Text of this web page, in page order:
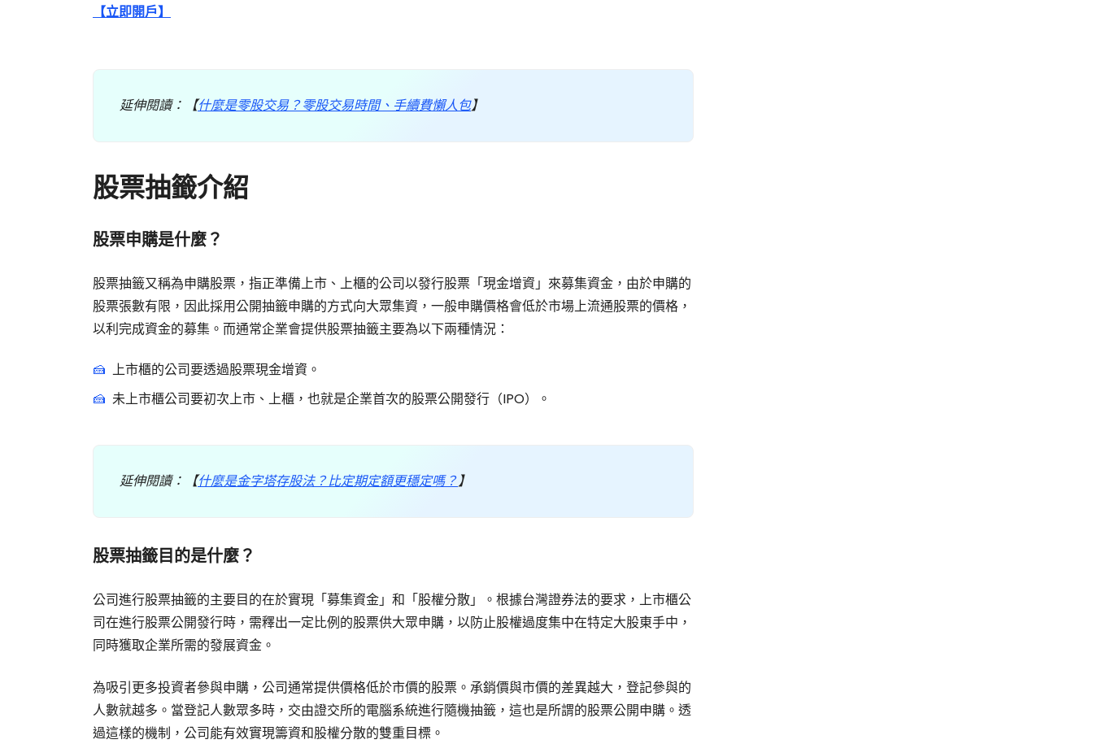
【立即開戶】
延伸閱讀：【什麼是零股交易？零股交易時間、手續費懶人包】
股票抽籤介紹
股票申購是什麼？
股票抽籤又稱為申購股票，指正準備上市、上櫃的公司以發行股票「現金增資」來募集資金，由於申購的
股票張數有限，因此採用公開抽籤申購的方式向大眾集資，一般申購價格會低於市場上流通股票的價格，
以利完成資金的募集。而通常企業會提供股票抽籤主要為以下兩種情況：
上市櫃的公司要透過股票現金增資。
未上市櫃公司要初次上市、上櫃，也就是企業首次的股票公開發行（IPO）。
延伸閱讀：【什麼是金字塔存股法？比定期定額更穩定嗎？】
股票抽籤目的是什麼？
公司進行股票抽籤的主要目的在於實現「募集資金」和「股權分散」。根據台灣證券法的要求，上市櫃公
司在進行股票公開發行時，需釋出一定比例的股票供大眾申購，以防止股權過度集中在特定大股東手中，
同時獲取企業所需的發展資金。
為吸引更多投資者參與申購，公司通常提供價格低於市價的股票。承銷價與市價的差異越大，登記參與的
人數就越多。當登記人數眾多時，交由證交所的電腦系統進行隨機抽籤，這也是所謂的股票公開申購。透
過這樣的機制，公司能有效實現籌資和股權分散的雙重目標。